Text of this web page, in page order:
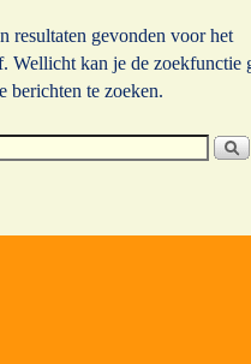
resultaten gevonden voor het
Wellicht kan je de zoekfunctie
berichten te zoeken.